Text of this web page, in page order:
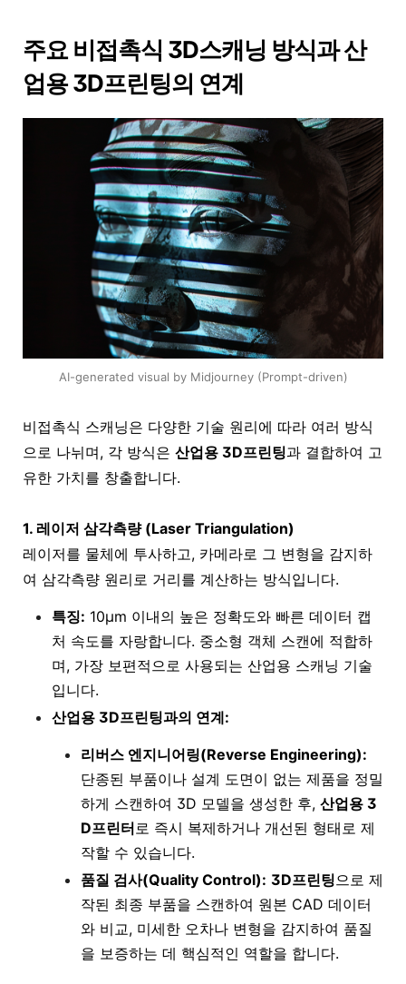
주요 비접촉식 3D스캐닝 방식과 산
업용 3D프린팅의 연계
AI-generated visual by Midjourney (Prompt-driven)
비접촉식 스캐닝은 다양한 기술 원리에 따라 여러 방식
으로 나뉘며, 각 방식은 산업용 3D프린팅과 결합하여 고
유한 가치를 창출합니다.
1. 레이저 삼각측량 (Laser Triangulation)
레이저를 물체에 투사하고, 카메라로 그 변형을 감지하
여 삼각측량 원리로 거리를 계산하는 방식입니다.
특징: 10μm 이내의 높은 정확도와 빠른 데이터 캡
처 속도를 자랑합니다. 중소형 객체 스캔에 적합하
며, 가장 보편적으로 사용되는 산업용 스캐닝 기술
입니다.
산업용 3D프린팅과의 연계:
리버스 엔지니어링(Reverse Engineering):
단종된 부품이나 설계 도면이 없는 제품을 정밀
하게 스캔하여 3D 모델을 생성한 후, 산업용 3
D프린터로 즉시 복제하거나 개선된 형태로 제
작할 수 있습니다.
품질 검사(Quality Control): 3D프린팅으로 제
작된 최종 부품을 스캔하여 원본 CAD 데이터
와 비교, 미세한 오차나 변형을 감지하여 품질
을 보증하는 데 핵심적인 역할을 합니다.